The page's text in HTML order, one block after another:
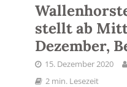
stellt ab
Dezember,
15. Dezember 2020
2 min. Lesezeit